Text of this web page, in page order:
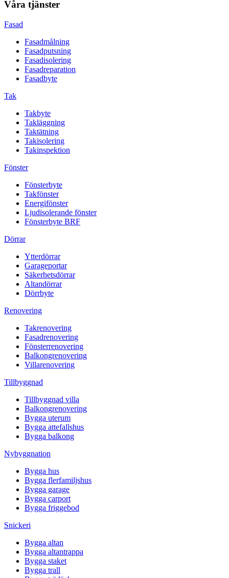
Våra tjänster
Fasad
Fasadmålning
Fasadputsning
Fasadisolering
Fasadreparation
Fasadbyte
Tak
Takbyte
Takläggning
Taktätning
Takisolering
Takinspektion
Fönster
Fönsterbyte
Takfönster
Energifönster
Ljudisolerande fönster
Fönsterbyte BRF
Dörrar
Ytterdörrar
Garageportar
Säkerhetsdörrar
Altandörrar
Dörrbyte
Renovering
Takrenovering
Fasadrenovering
Fönsterrenovering
Balkongrenovering
Villarenovering
Tillbyggnad
Tillbyggnad villa
Balkongrenovering
Bygga uterum
Bygga attefallshus
Bygga balkong
Nybyggnation
Bygga hus
Bygga flerfamiljshus
Bygga garage
Bygga carport
Bygga friggebod
Snickeri
Bygga altan
Bygga altantrappa
Bygga staket
Bygga trall